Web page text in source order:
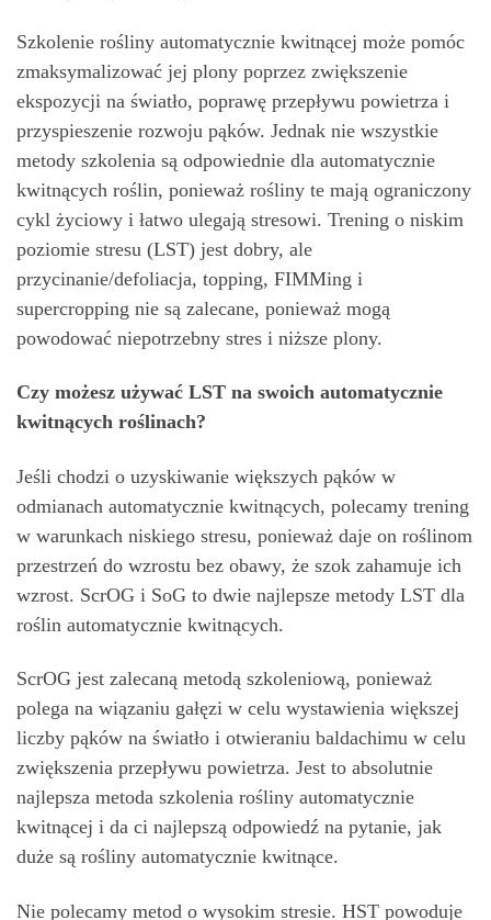
Szkolenie rośliny automatycznie kwitnącej może pomóc
zmaksymalizować jej plony poprzez zwiększenie
ekspozycji na światło, poprawę przepływu powietrza i
przyspieszenie rozwoju pąków. Jednak nie wszystkie
metody szkolenia są odpowiednie dla automatycznie
kwitnących roślin, ponieważ rośliny te mają ograniczony
cykl życiowy i łatwo ulegają stresowi. Trening o niskim
poziomie stresu (LST) jest dobry, ale
przycinanie/defoliacja, topping, FIMMing i
supercropping nie są zalecane, ponieważ mogą
powodować niepotrzebny stres i niższe plony.
Czy możesz używać LST na swoich automatycznie
kwitnących roślinach?
Jeśli chodzi o uzyskiwanie większych pąków w
odmianach automatycznie kwitnących, polecamy trening
w warunkach niskiego stresu, ponieważ daje on roślinom
przestrzeń do wzrostu bez obawy, że szok zahamuje ich
wzrost. ScrOG i SoG to dwie najlepsze metody LST dla
roślin automatycznie kwitnących.
ScrOG jest zalecaną metodą szkoleniową, ponieważ
polega na wiązaniu gałęzi w celu wystawienia większej
liczby pąków na światło i otwieraniu baldachimu w celu
zwiększenia przepływu powietrza. Jest to absolutnie
najlepsza metoda szkolenia rośliny automatycznie
kwitnącej i da ci najlepszą odpowiedź na pytanie, jak
duże są rośliny automatycznie kwitnące.
Nie polecamy metod o wysokim stresie. HST powoduje